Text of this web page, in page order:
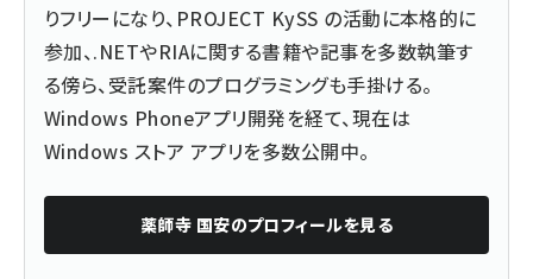
りフリーになり、PROJECT KySS の活動に本格的に
参加、.NETやRIAに関する書籍や記事を多数執筆す
る傍ら、受託案件のプログラミングも手掛ける。
Windows Phoneアプリ開発を経て、現在は
Windows ストア アプリを多数公開中。
薬師寺 国安のプロフィールを見る